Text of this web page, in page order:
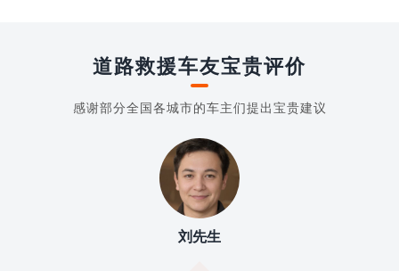
道路救援车友宝贵评价
感谢部分全国各城市的车主们提出宝贵建议
刘先生